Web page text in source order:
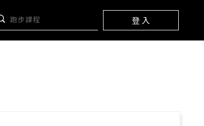
登 入